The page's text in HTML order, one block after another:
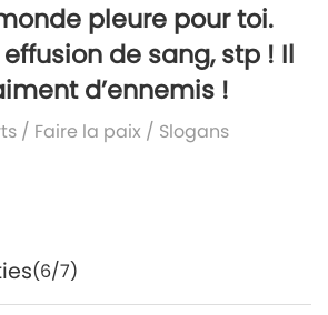
pleure pour toi.
de sang, stp ! Il
d’ennemis !
/ Faire la paix / Slogans
(6/7)